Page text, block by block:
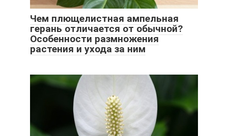
Чем плющелистная ампельная
герань отличается от обычной?
Особенности размножения
растения и ухода за ним